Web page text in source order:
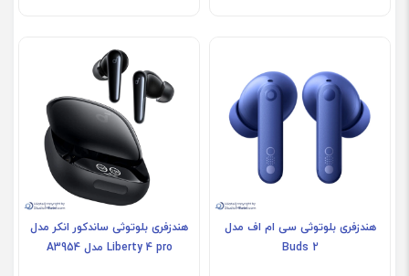
هندزفری بلوتوثی سی ام اف مدل
Buds 2
هندزفری بلوتوثی ساندکور انکر مدل
Liberty 4 pro مدل A3954